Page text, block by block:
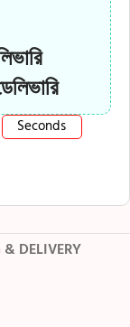
Seconds
DELIVERY